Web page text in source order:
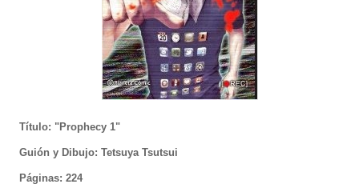
Título: "Prophecy 1"
Guión y Dibujo: Tetsuya Tsutsui
Páginas: 224